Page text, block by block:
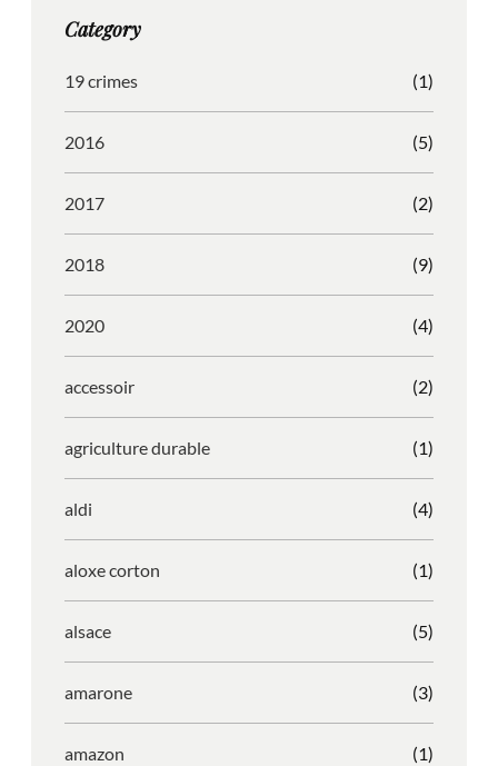
r
m
o
Category
19 crimes (1)
2016 (5)
2017 (2)
2018 (9)
2020 (4)
accessoir (2)
agriculture durable (1)
aldi (4)
aloxe corton (1)
alsace (5)
amarone (3)
amazon (1)